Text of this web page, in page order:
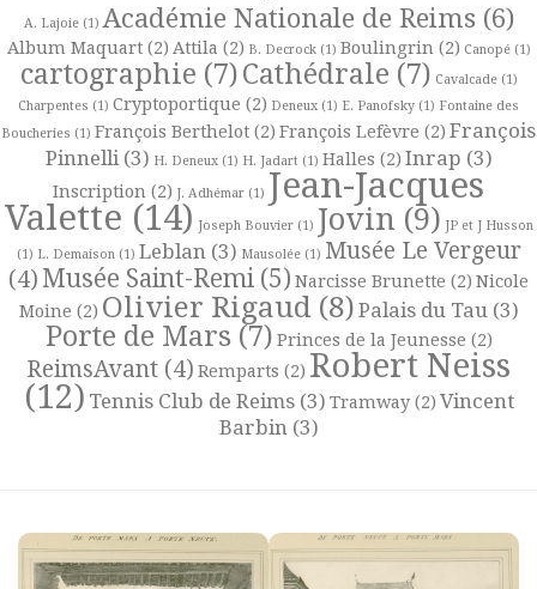
A. Lajoie(1) Académie Nationale de Reims (6)
Album Maquart(2) Attila (2) B. Decrock(1) Boulingrin(2) Canopé(1)
cartographie (7)Cathédrale (7) Cavalcade(1)
Charpentes (1) Cryptoportique (2) Deneux (1) E. Panofsky (1) Fontaine des
Boucheries (1) François Berthelot (2) François Lefèvre (2) François
Pinnelli(3) H. Deneux(1) H. Jadart(1) Halles (2) Inrap (3)
Inscription (2) J. Adhémar (1) Jean-Jacques
Valette (14) Joseph Bouvier(1) Jovin (9) JP et J Husson
(1) L. Demaison(1) Leblan(3) Mausolée(1) Musée Le Vergeur
(4) Musée Saint-Remi (5) Narcisse Brunette (2) Nicole
Moine (2) Olivier Rigaud(8) Palais du Tau(3)
Porte de Mars(7) Princes de la Jeunesse (2)
ReimsAvant (4) Remparts (2) Robert Neiss
(12) Tennis Club de Reims(3) Tramway(2) Vincent
Barbin(3)